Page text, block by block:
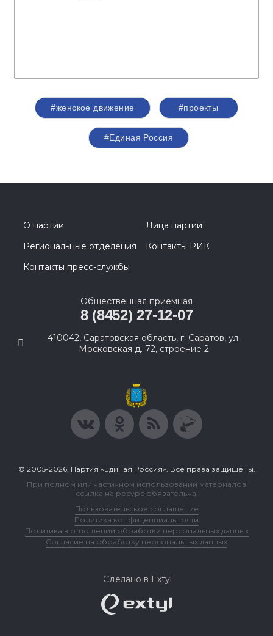
#женское движение #проекты
#Единая Россия
О партии
Лица партии
Региональные отделения
Контакты РИК
Контакты пресс-службы
Общественная приемная
8 (8452) 27-12-07
410042, Саратовская область, г. Саратов, ул.
Московская д. 72, строение 2
© 2005-2026, Партия «Единая Россия». Все права защищены.
При полном или частичном использовании материалов
ссылка на ресурс обязательна.
Пользовательское соглашение
Политика конфиденциальности
Политика в отношении обработки персональных данных
Согласие на обработку персональных данных
Сделано в Extyl